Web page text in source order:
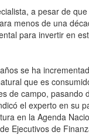
a pesar de
menos de una
para invertir en
se ha
que es
de campo, pasando
el experto en su
en la Agenda
Ejecutivos de